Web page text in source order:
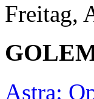
Freitag,
Astra: